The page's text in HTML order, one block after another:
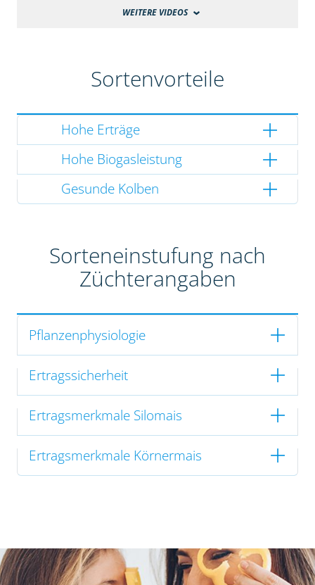
WEITERE VIDEOS
Sortenvorteile
Hohe Erträge
Hohe Biogasleistung
Gesunde Kolben
Sorteneinstufung nach
Züchterangaben
Pflanzenphysiologie
Ertragssicherheit
Ertragsmerkmale Silomais
Ertragsmerkmale Körnermais